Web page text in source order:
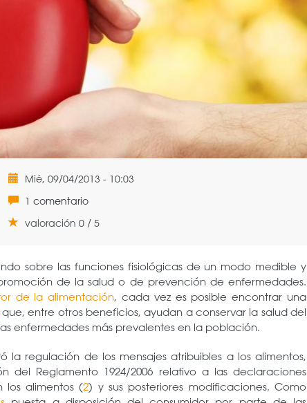
Mié, 09/04/2013 - 10:03
1 comentario
valoración 0 / 5
sobre las funciones fisiológicas de un modo medible y
de la salud o de prevención de enfermedades.
de la alimentación, cada vez es posible encontrar una
entre otros beneficios, ayudan a conservar la salud del
enfermedades más prevalentes en la población.
la regulación de los mensajes atribuibles a los alimentos,
del Reglamento 1924/2006 relativo a las declaraciones
los alimentos (2) y sus posteriores modificaciones. Como